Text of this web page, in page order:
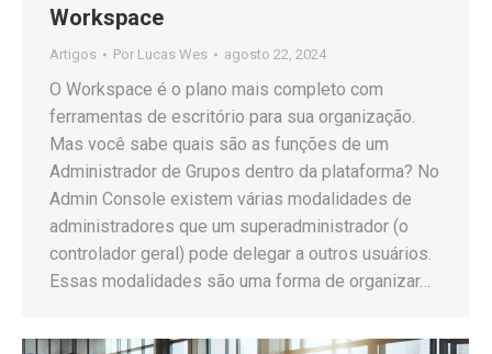
Workspace
Artigos Por Lucas Wes agosto 22, 2024
O Workspace é o plano mais completo com
ferramentas de escritório para sua organização.
Mas você sabe quais são as funções de um
Administrador de Grupos dentro da plataforma? No
Admin Console existem várias modalidades de
administradores que um superadministrador (o
controlador geral) pode delegar a outros usuários.
Essas modalidades são uma forma de organizar…